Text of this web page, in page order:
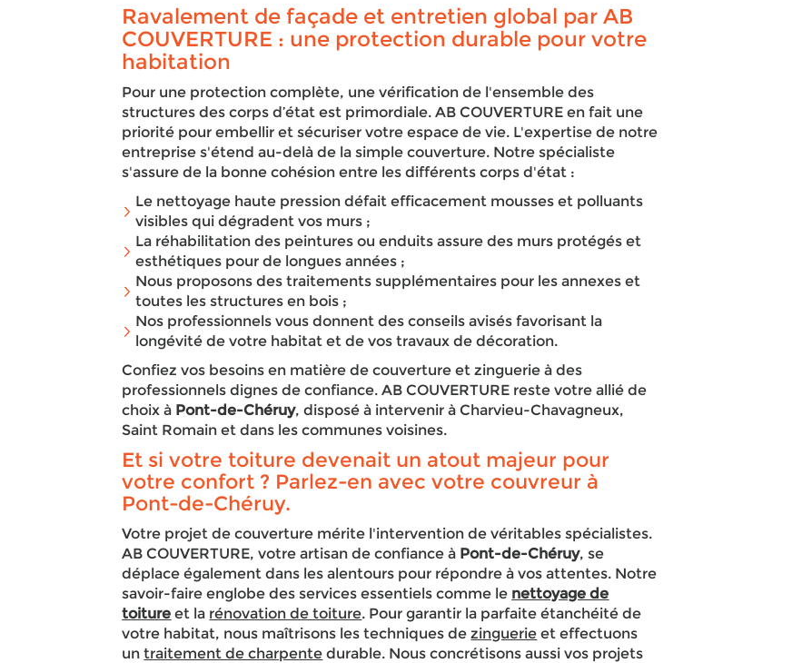
Ravalement de façade et entretien global par AB
COUVERTURE : une protection durable pour votre
habitation
Pour une protection complète, une vérification de l'ensemble des
structures des corps d’état est primordiale. AB COUVERTURE en fait une
priorité pour embellir et sécuriser votre espace de vie. L'expertise de notre
entreprise s'étend au-delà de la simple couverture. Notre spécialiste
s'assure de la bonne cohésion entre les différents corps d'état :
Le nettoyage haute pression défait efficacement mousses et polluants
visibles qui dégradent vos murs ;
La réhabilitation des peintures ou enduits assure des murs protégés et
esthétiques pour de longues années ;
Nous proposons des traitements supplémentaires pour les annexes et
toutes les structures en bois ;
Nos professionnels vous donnent des conseils avisés favorisant la
longévité de votre habitat et de vos travaux de décoration.
Confiez vos besoins en matière de couverture et zinguerie à des
professionnels dignes de confiance. AB COUVERTURE reste votre allié de
choix à Pont-de-Chéruy, disposé à intervenir à Charvieu-Chavagneux,
Saint Romain et dans les communes voisines.
Et si votre toiture devenait un atout majeur pour
votre confort ? Parlez-en avec votre couvreur à
Pont-de-Chéruy.
Votre projet de couverture mérite l'intervention de véritables spécialistes.
AB COUVERTURE, votre artisan de confiance à Pont-de-Chéruy, se
déplace également dans les alentours pour répondre à vos attentes. Notre
savoir-faire englobe des services essentiels comme le nettoyage de
toiture et la rénovation de toiture. Pour garantir la parfaite étanchéité de
votre habitat, nous maîtrisons les techniques dezinguerie et effectuons
untraitement de charpente durable. Nous concrétisons aussi vos projets